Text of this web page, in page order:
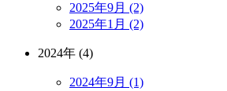
2025年9月 (2)
2025年1月 (2)
2024年 (4)
2024年9月 (1)